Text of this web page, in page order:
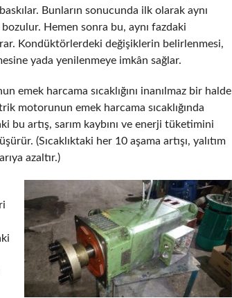
Bunların sonucunda ilk olarak aynı
Hemen sonra bu, aynı fazdaki
Kondüktörlerdeki değişiklerin belirlenmesi,
yada yenilenmeye imkân sağlar.
harcama sıcaklığını inanılmaz bir halde
motorunun emek harcama sıcaklığında
bu artış, sarım kaybını ve enerji tüketimini
(Sıcaklıktaki her 10 aşama artışı, yalıtım
azaltır.)